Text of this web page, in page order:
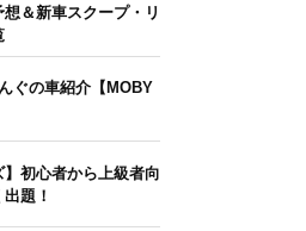
＆新車スクープ・リ
ぐの車紹介【MOBY
】初心者から上級者向
題！